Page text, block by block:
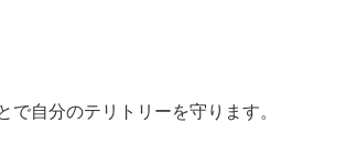
自分のテリトリーを守ります。